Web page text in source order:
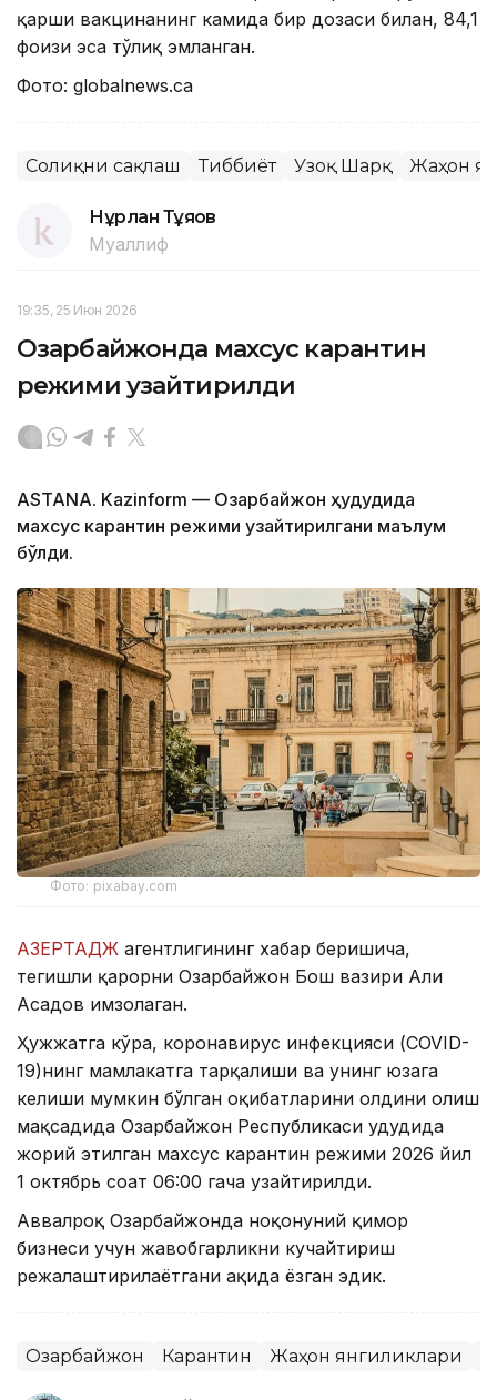
қарши вакцинанинг камида бир дозаси билан, 84,1
фоизи эса тўлиқ эмланган.
Фото: globalnews.ca
Соғлиқни сақлаш Тиббиёт Узоқ Шарқ Жаҳон
Нұрлан Тұяқов
Муаллиф
19:35, 25 Июн 2026
Озарбайжонда махсус карантин
режими узайтирилди
ASTANA. Kazinform — Озарбайжон ҳудудида
махсус карантин режими узайтирилгани маълум
бўлди.
Фото: pixabay.com
АЗЕРТАДЖ агентлигининг хабар беришича,
тегишли қарорни Озарбайжон Бош вазири Али
Асадов имзолаган.
Ҳужжатга кўра, коронавирус инфекцияси (COVID-
19)нинг мамлакатга тарқалиши ва унинг юзага
келиши мумкин бўлган оқибатларини олдини олиш
мақсадида Озарбайжон Республикаси ҳудудида
жорий этилган махсус карантин режими 2026 йил
1 октябрь соат 06:00 гача узайтирилди.
Аввалроқ Озарбайжонда ноқонуний қимор
бизнеси учун жавобгарликни кучайтириш
режалаштирилаётгани ҳақида ёзган эдик.
Озарбайжон Карантин Жаҳон янгиликлари